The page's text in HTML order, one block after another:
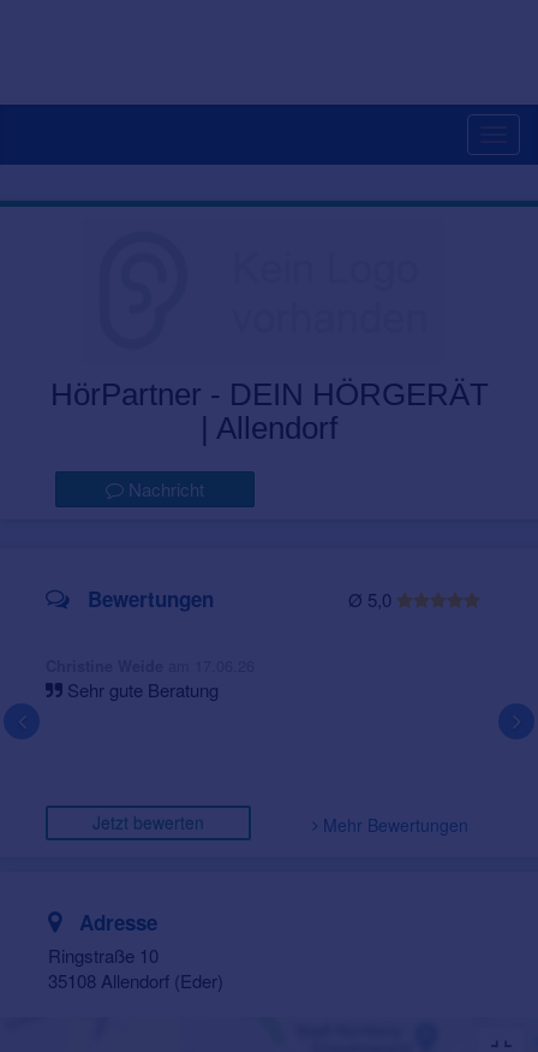
HörPartner - DEIN HÖRGERÄT
| Allendorf
Nachricht
Ø 5,0
Bewertungen
Sehr gute Beratung
Jetzt bewerten Mehr Bewertungen
Adresse
Ringstraße 10
35108 Allendorf (Eder)